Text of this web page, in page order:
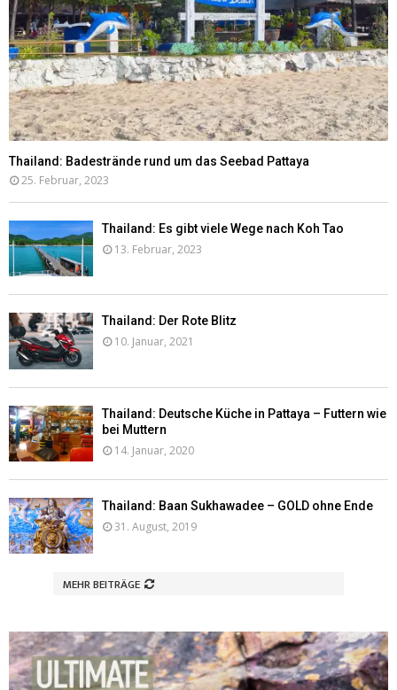
Thailand: Badestrände rund um das Seebad Pattaya
25. Februar, 2023
Thailand: Es gibt viele Wege nach Koh Tao
13. Februar, 2023
Thailand: Der Rote Blitz
10. Januar, 2021
Thailand: Deutsche Küche in Pattaya – Futtern wie
bei Muttern
14. Januar, 2020
Thailand: Baan Sukhawadee – GOLD ohne Ende
31. August, 2019
MEHR BEITRÄGE